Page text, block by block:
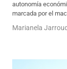
autonomía
marcada por el
Marianela Jarroud